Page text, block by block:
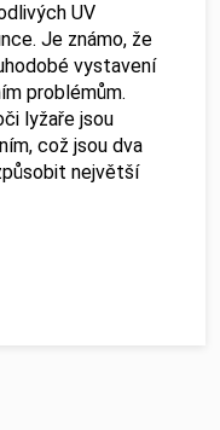
UV
Je známo, že
vystavení
problémům.
lyžaře jsou
což jsou dva
největší